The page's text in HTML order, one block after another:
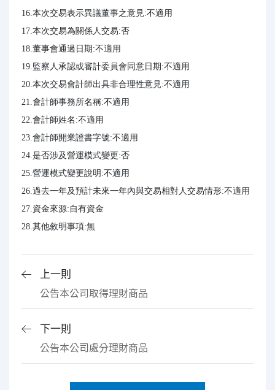
16.本次交易表示異議董事之意見:不適用
17.本次交易為關係人交易:否
18.董事會通過日期:不適用
19.監察人承認或審計委員會同意日期:不適用
20.本次交易會計師出具非合理性意見:不適用
21.會計師事務所名稱:不適用
22.會計師姓名:不適用
23.會計師開業證書字號:不適用
24.是否涉及營運模式變更:否
25.營運模式變更說明:不適用
26.過去一年及預計未來一年內與交易相對人交易情形:不適用
27.資金來源:自有資金
28.其他敘明事項:無
上一則
公告本公司取得理財商品
下一則
公告本公司處分理財商品